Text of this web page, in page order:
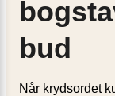
bud
Når krydsordet